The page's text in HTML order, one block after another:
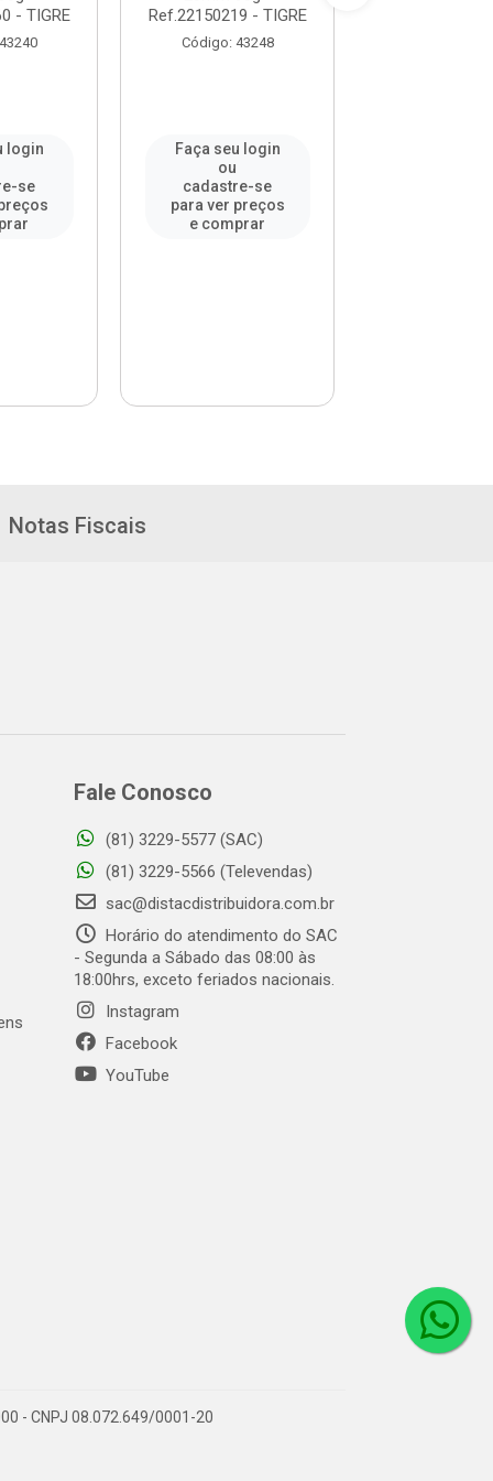
- TIGRE
login
se
Ref.22150219 - TIGRE
Código: 43248
Faça seu login
ou
cadastre-se
para ver preços
e comprar
Notas Fiscais
Fale Conosco
(81) 3229-5577 (SAC)
(81) 3229-5566 (Televendas)
sac@distacdistribuidora.com.br
Horário do atendimento do SAC
- Segunda a Sábado das 08:00 às
18:00hrs, exceto feriados nacionais.
Instagram
Facebook
YouTube
- CNPJ 08.072.649/0001-20